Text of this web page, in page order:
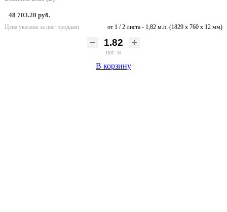
48 703.20 руб.
Цена указана за шаг продажи от 1 / 2 листа - 1,82 м.п. (1829 х 760 х 12 мм)
пог. м
В корзину